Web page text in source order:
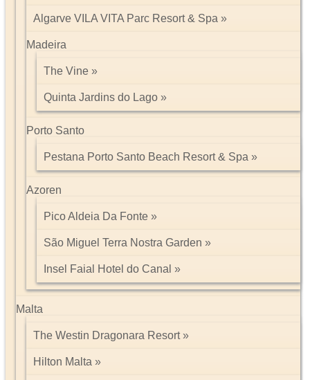
Algarve VILA VITA Parc Resort & Spa
Madeira
The Vine
Quinta Jardins do Lago
Porto Santo
Pestana Porto Santo Beach Resort & Spa
Azoren
Pico Aldeia Da Fonte
São Miguel Terra Nostra Garden
Insel Faial Hotel do Canal
Malta
The Westin Dragonara Resort
Hilton Malta